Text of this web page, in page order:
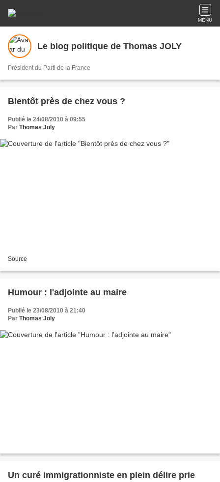
MENU
Le blog politique de Thomas JOLY
Président du Parti de la France
Bientôt près de chez vous ?
Publié le 24/08/2010 à 09:55
Par Thomas Joly
Source
Humour : l'adjointe au maire
Publié le 23/08/2010 à 21:40
Par Thomas Joly
Un curé immigrationniste en plein délire prie